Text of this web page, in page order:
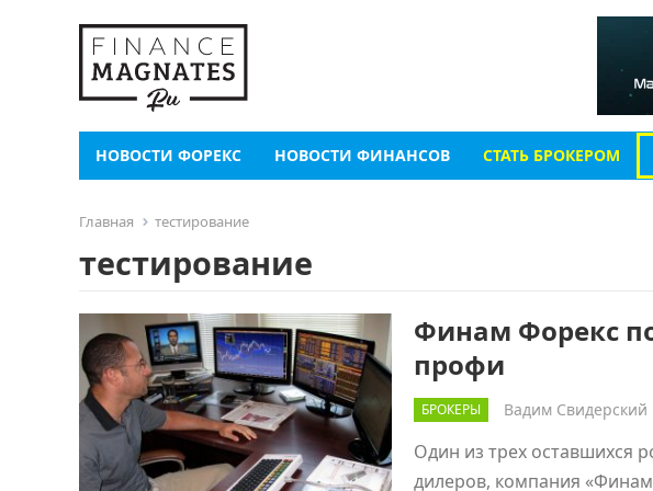
НОВОСТИ ФОРЕКС НОВОСТИ ФИНАНСОВ СТАТЬ БРОКЕРОМ
Главная тестирование
тестирование
Финам Форекс
профи
БРОКЕРЫ Вадим Свидерский
Один из трех оставшихся
дилеров, компания